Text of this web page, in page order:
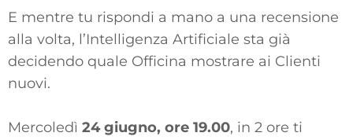
E mentre tu rispondi a mano a una recensione
alla volta, l’Intelligenza Artificiale sta già
decidendo quale Officina mostrare ai Clienti
nuovi.
Mercoledì 24 giugno, ore 19.00, in 2 ore ti